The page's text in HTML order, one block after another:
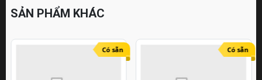
SẢN PHẨM KHÁC
Có sẵn Có sẵn